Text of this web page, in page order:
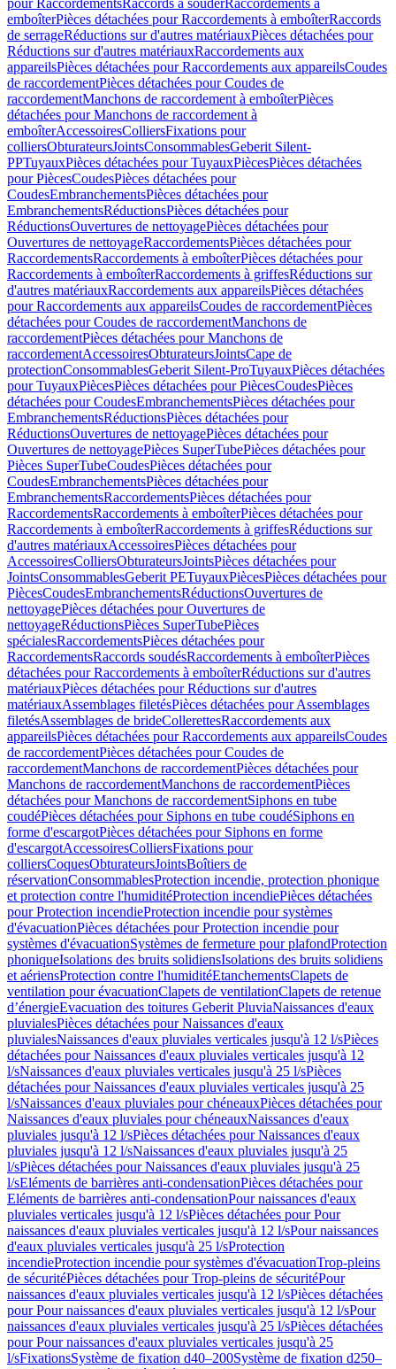
pour RaccordementsRaccords à souderRaccordements à
emboîterPièces détachées pour Raccordements à emboîterRaccords
de serrageRéductions sur d'autres matériauxPièces détachées pour
Réductions sur d'autres matériauxRaccordements aux
appareilsPièces détachées pour Raccordements aux appareilsCoudes
de raccordementPièces détachées pour Coudes de
raccordementManchons de raccordement à emboîterPièces
détachées pour Manchons de raccordement à
emboîterAccessoiresColliersFixations pour
colliersObturateursJointsConsommablesGeberit Silent-
PPTuyauxPièces détachées pour TuyauxPiècesPièces détachées
pour PiècesCoudesPièces détachées pour
CoudesEmbranchementsPièces détachées pour
EmbranchementsRéductionsPièces détachées pour
RéductionsOuvertures de nettoyagePièces détachées pour
Ouvertures de nettoyageRaccordementsPièces détachées pour
RaccordementsRaccordements à emboîterPièces détachées pour
Raccordements à emboîterRaccordements à griffesRéductions sur
d'autres matériauxRaccordements aux appareilsPièces détachées
pour Raccordements aux appareilsCoudes de raccordementPièces
détachées pour Coudes de raccordementManchons de
raccordementPièces détachées pour Manchons de
raccordementAccessoiresObturateursJointsCape de
protectionConsommablesGeberit Silent-ProTuyauxPièces détachées
pour TuyauxPiècesPièces détachées pour PiècesCoudesPièces
détachées pour CoudesEmbranchementsPièces détachées pour
EmbranchementsRéductionsPièces détachées pour
RéductionsOuvertures de nettoyagePièces détachées pour
Ouvertures de nettoyagePièces SuperTubePièces détachées pour
Pièces SuperTubeCoudesPièces détachées pour
CoudesEmbranchementsPièces détachées pour
EmbranchementsRaccordementsPièces détachées pour
RaccordementsRaccordements à emboîterPièces détachées pour
Raccordements à emboîterRaccordements à griffesRéductions sur
d'autres matériauxAccessoiresPièces détachées pour
AccessoiresColliersObturateursJointsPièces détachées pour
JointsConsommablesGeberit PETuyauxPiècesPièces détachées pour
PiècesCoudesEmbranchementsRéductionsOuvertures de
nettoyagePièces détachées pour Ouvertures de
nettoyageRéductionsPièces SuperTubePièces
spécialesRaccordementsPièces détachées pour
RaccordementsRaccords soudésRaccordements à emboîterPièces
détachées pour Raccordements à emboîterRéductions sur d'autres
matériauxPièces détachées pour Réductions sur d'autres
matériauxAssemblages filetésPièces détachées pour Assemblages
filetésAssemblages de brideCollerettesRaccordements aux
appareilsPièces détachées pour Raccordements aux appareilsCoudes
de raccordementPièces détachées pour Coudes de
raccordementManchons de raccordementPièces détachées pour
Manchons de raccordementManchons de raccordementPièces
détachées pour Manchons de raccordementSiphons en tube
coudéPièces détachées pour Siphons en tube coudéSiphons en
forme d'escargotPièces détachées pour Siphons en forme
d'escargotAccessoiresColliersFixations pour
colliersCoquesObturateursJointsBoîtiers de
réservationConsommablesProtection incendie, protection phonique
et protection contre l'humiditéProtection incendiePièces détachées
pour Protection incendieProtection incendie pour systèmes
d'évacuationPièces détachées pour Protection incendie pour
systèmes d'évacuationSystèmes de fermeture pour plafondProtection
phoniqueIsolations des bruits solidiensIsolations des bruits solidiens
et aériensProtection contre l'humiditéEtanchementsClapets de
ventilation pour évacuationClapets de ventilationClapets de retenue
d’énergieEvacuation des toitures Geberit PluviaNaissances d'eaux
pluvialesPièces détachées pour Naissances d'eaux
pluvialesNaissances d'eaux pluviales verticales jusqu'à 12 l/sPièces
détachées pour Naissances d'eaux pluviales verticales jusqu'à 12
l/sNaissances d'eaux pluviales verticales jusqu'à 25 l/sPièces
détachées pour Naissances d'eaux pluviales verticales jusqu'à 25
l/sNaissances d'eaux pluviales pour chéneauxPièces détachées pour
Naissances d'eaux pluviales pour chéneauxNaissances d'eaux
pluviales jusqu'à 12 l/sPièces détachées pour Naissances d'eaux
pluviales jusqu'à 12 l/sNaissances d'eaux pluviales jusqu'à 25
l/sPièces détachées pour Naissances d'eaux pluviales jusqu'à 25
l/sEléments de barrières anti-condensationPièces détachées pour
Eléments de barrières anti-condensationPour naissances d'eaux
pluviales verticales jusqu'à 12 l/sPièces détachées pour Pour
naissances d'eaux pluviales verticales jusqu'à 12 l/sPour naissances
d'eaux pluviales verticales jusqu'à 25 l/sProtection
incendieProtection incendie pour systèmes d'évacuationTrop-pleins
de sécuritéPièces détachées pour Trop-pleins de sécuritéPour
naissances d'eaux pluviales verticales jusqu'à 12 l/sPièces détachées
pour Pour naissances d'eaux pluviales verticales jusqu'à 12 l/sPour
naissances d'eaux pluviales verticales jusqu'à 25 l/sPièces détachées
pour Pour naissances d'eaux pluviales verticales jusqu'à 25
l/sFixationsSystème de fixation d40–200Système de fixation d250–